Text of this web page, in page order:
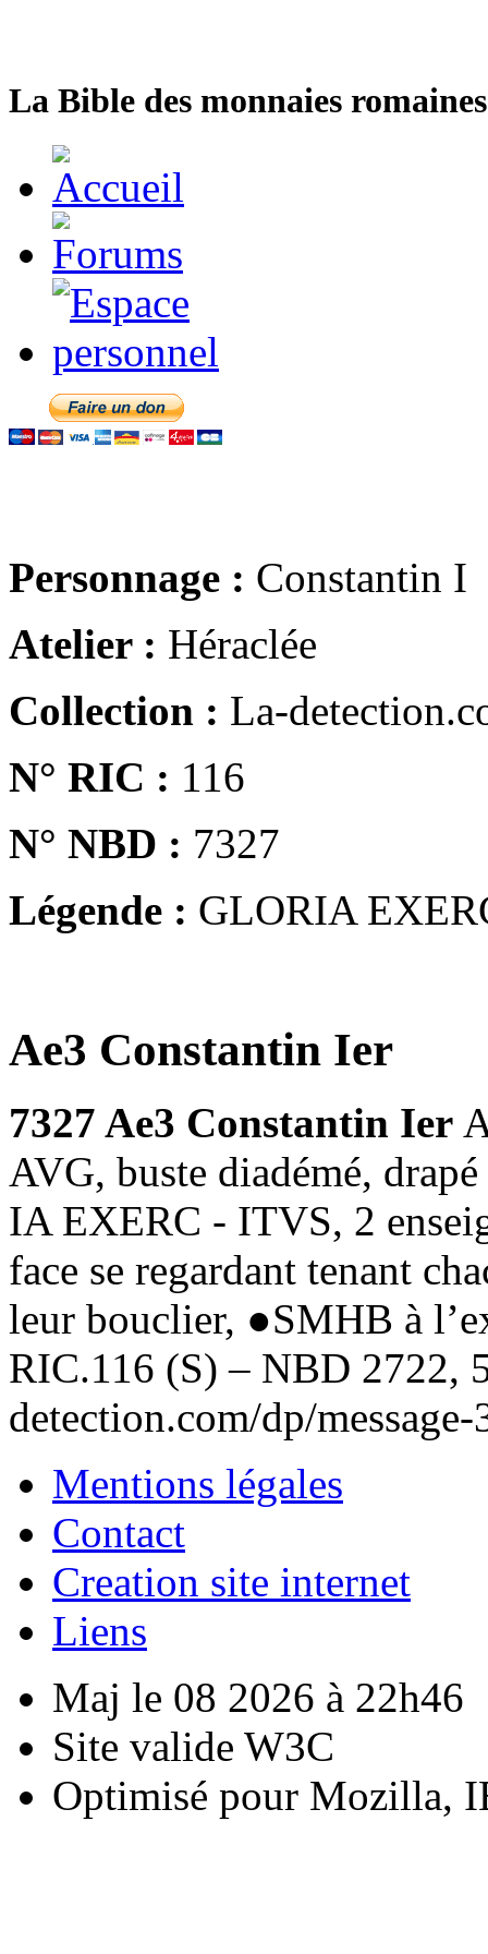
La Bible des monnaies
Personnage : Constantin I
Atelier : Héraclée
Collection : La-
N° RIC : 116
N° NBD : 7327
Légende : GLORIA
Ae3 Constantin Ier
7327 Ae3 Constantin Ier
AVG, buste diadémé,
IA EXERC - ITVS, 2
face se regardant tenant
leur bouclier, ●SMHB à
RIC.116 (S) – NBD 2722,
detection.com/dp/
Mentions légales
Contact
Creation site internet
Liens
Maj le 08 2026 à 22h46
Site valide W3C
Optimisé pour Mozilla,